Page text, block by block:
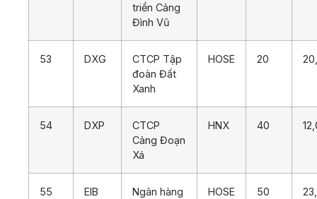
triển Cảng
Đình Vũ
53 DXG
CTCP Tập
đoàn Đất
Xanh
HOSE 20
54 DXP
CTCP
Cảng Đoạn
Xá
HNX 40
55 EIB
Ngân hàng
HOSE 50